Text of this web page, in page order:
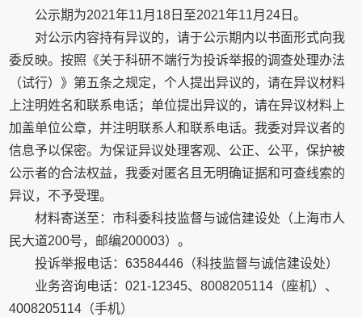
公示期为2021年11月18日至2021年11月24日。
对公示内容持有异议的，请于公示期内以书面形式向我
委反映。按照《关于科研不端行为投诉举报的调查处理办法
（试行）》第五条之规定，个人提出异议的，请在异议材料
上注明姓名和联系电话；单位提出异议的，请在异议材料上
加盖单位公章，并注明联系人和联系电话。我委对异议者的
信息予以保密。为保证异议处理客观、公正、公平，保护被
公示者的合法权益，我委对匿名且无明确证据和可查线索的
异议，不予受理。
材料寄送至：市科委科技监督与诚信建设处（上海市人
民大道200号，邮编200003）。
投诉举报电话：63584446（科技监督与诚信建设处）
业务咨询电话：021-12345、8008205114（座机）、
4008205114（手机）